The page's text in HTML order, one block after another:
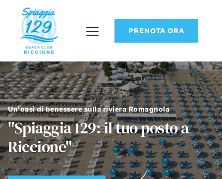
PRENOTA ORA
Un'oasi di benessere sulla riviera Romagnola
"Spiaggia 129: il tuo posto a
Riccione"